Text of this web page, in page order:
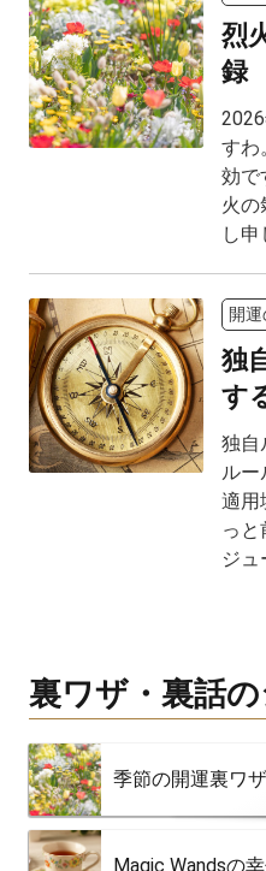
烈
録
すわ
効で
火の
し申
開
独
す
独自
ルー
適用
っ
ジュ
裏ワザ・裏話
季節の開運裏ワザ
Magic Wandsの